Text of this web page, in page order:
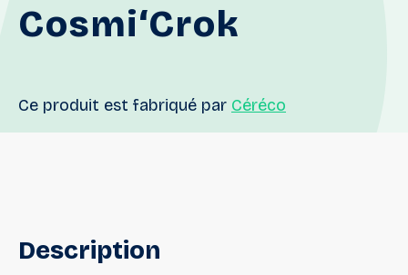
Cosmi‘Crok
Ce produit est fabriqué par Céréco
Description